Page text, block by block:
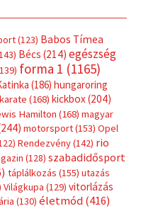
(123) Babos Tímea
Bécs (214) egészség
forma 1 (1165)
(186) hungaroring
karate (168) kickbox(204)
Hamilton (168) magyar
motorsport(153) Opel
Rendezvény(142) rio
(128) szabadidősport
táplálkozás (155) utazás
Világkupa (129) vitorlázás
(130) életmód(416)